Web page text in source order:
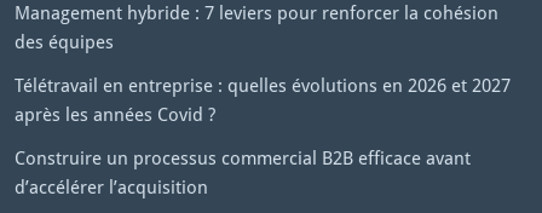
Management hybride : 7 leviers pour renforcer la cohésion
des équipes
Télétravail en entreprise : quelles évolutions en 2026 et 2027
après les années Covid ?
Construire un processus commercial B2B efficace avant
d’accélérer l’acquisition